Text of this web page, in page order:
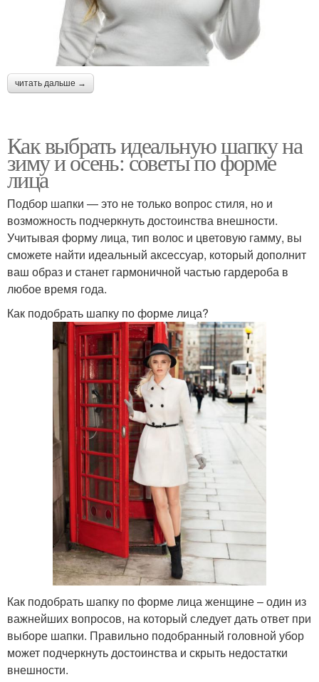
читать дальше →
Как выбрать идеальную шапку на
зиму и осень: советы по форме
лица
Подбор шапки — это не только вопрос стиля, но и
возможность подчеркнуть достоинства внешности.
Учитывая форму лица, тип волос и цветовую гамму, вы
сможете найти идеальный аксессуар, который дополнит
ваш образ и станет гармоничной частью гардероба в
любое время года.
Как подобрать шапку по форме лица?
Как подобрать шапку по форме лица женщине – один из
важнейших вопросов, на который следует дать ответ при
выборе шапки. Правильно подобранный головной убор
может подчеркнуть достоинства и скрыть недостатки
внешности.